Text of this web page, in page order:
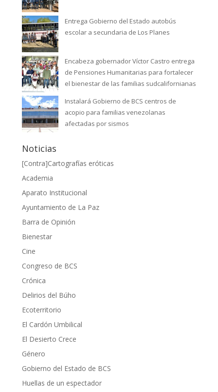
Entrega Gobierno del Estado autobús
escolar a secundaria de Los Planes
Encabeza gobernador Víctor Castro entrega
de Pensiones Humanitarias para fortalecer
el bienestar de las familias sudcalifornianas
Instalará Gobierno de BCS centros de
acopio para familias venezolanas
afectadas por sismos
Noticias
[Contra]Cartografías eróticas
Academia
Aparato Institucional
Ayuntamiento de La Paz
Barra de Opinión
Bienestar
Cine
Congreso de BCS
Crónica
Delirios del Búho
Ecoterritorio
El Cardón Umbilical
El Desierto Crece
Género
Gobierno del Estado de BCS
Huellas de un espectador